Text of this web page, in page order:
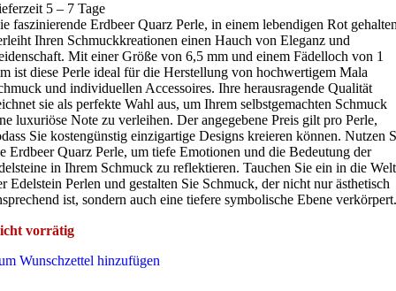
5 – 7 Tage
faszinierende Erdbeer Quarz Perle, in einem lebendigen Rot
Ihren Schmuckkreationen einen Hauch von Eleganz und
Mit einer Größe von 6,5 mm und einem Fädelloch von 1
ist diese Perle ideal für die Herstellung von hochwertigem Mala
und individuellen Accessoires. Ihre herausragende Qualität
sie als perfekte Wahl aus, um Ihrem selbstgemachten Schmuck
luxuriöse Note zu verleihen. Der angegebene Preis gilt pro Perle,
Sie kostengünstig einzigartige Designs kreieren können. Nutzen
Erdbeer Quarz Perle, um tiefe Emotionen und die Bedeutung der
in Ihrem Schmuck zu reflektieren. Tauchen Sie ein in die Welt
Edelstein Perlen und gestalten Sie Schmuck, der nicht nur ästhetisch
ist, sondern auch eine tiefere symbolische Ebene verkörpert.
vorrätig
Wunschzettel hinzufügen